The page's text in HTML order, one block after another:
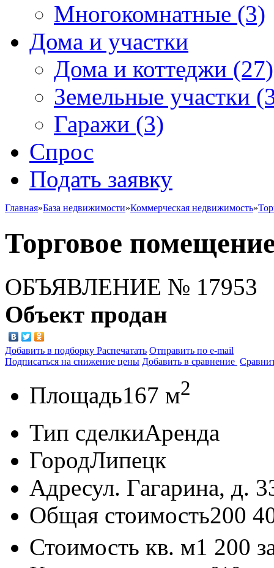
Многокомнатные (3)
Дома и участки
Дома и коттеджи (27)
Земельные участки
Гаражи (3)
Спрос
Подать заявку
Главная»База недвижимости»Коммерческая недвижимость»
Торговое
ОБЪЯВЛЕНИЕ № 17953
Объект продан
Добавить в подборку Распечатать Отправить по e-mail
Подписаться на снижение цены Добавить в сравнение
Площадь167 м2
Тип сделкиАренда
ГородЛипецк
Адресул. Гагарина, д.
Общая стоимость200
Стоимость кв. м1 200